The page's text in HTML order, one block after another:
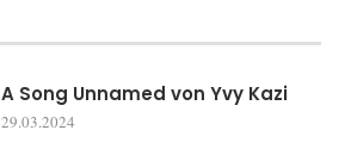
A Song Unnamed von Yvy Kazi
29.03.2024